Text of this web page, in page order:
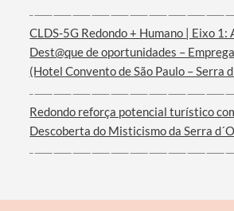
CLDS-5G Redondo + Humano | Eixo 1:
Dest@que de oportunidades –
(Hotel Convento de São Paulo – Serra
Redondo reforça potencial turístico
Descoberta do Misticismo da Serra